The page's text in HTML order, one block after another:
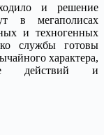
и решение
в мегаполисах
и техногенных
службы готовы
характера,
действий и